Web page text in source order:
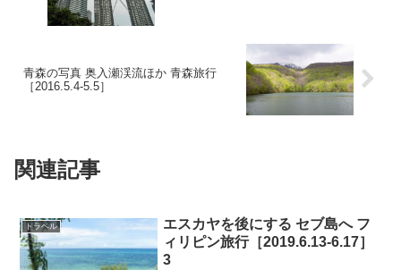
青森の写真 奥入瀬渓流ほか 青森旅行
［2016.5.4-5.5］
関連記事
トラベル
エスカヤを後にする セブ島へ フ
ィリピン旅行［2019.6.13-6.17］
3